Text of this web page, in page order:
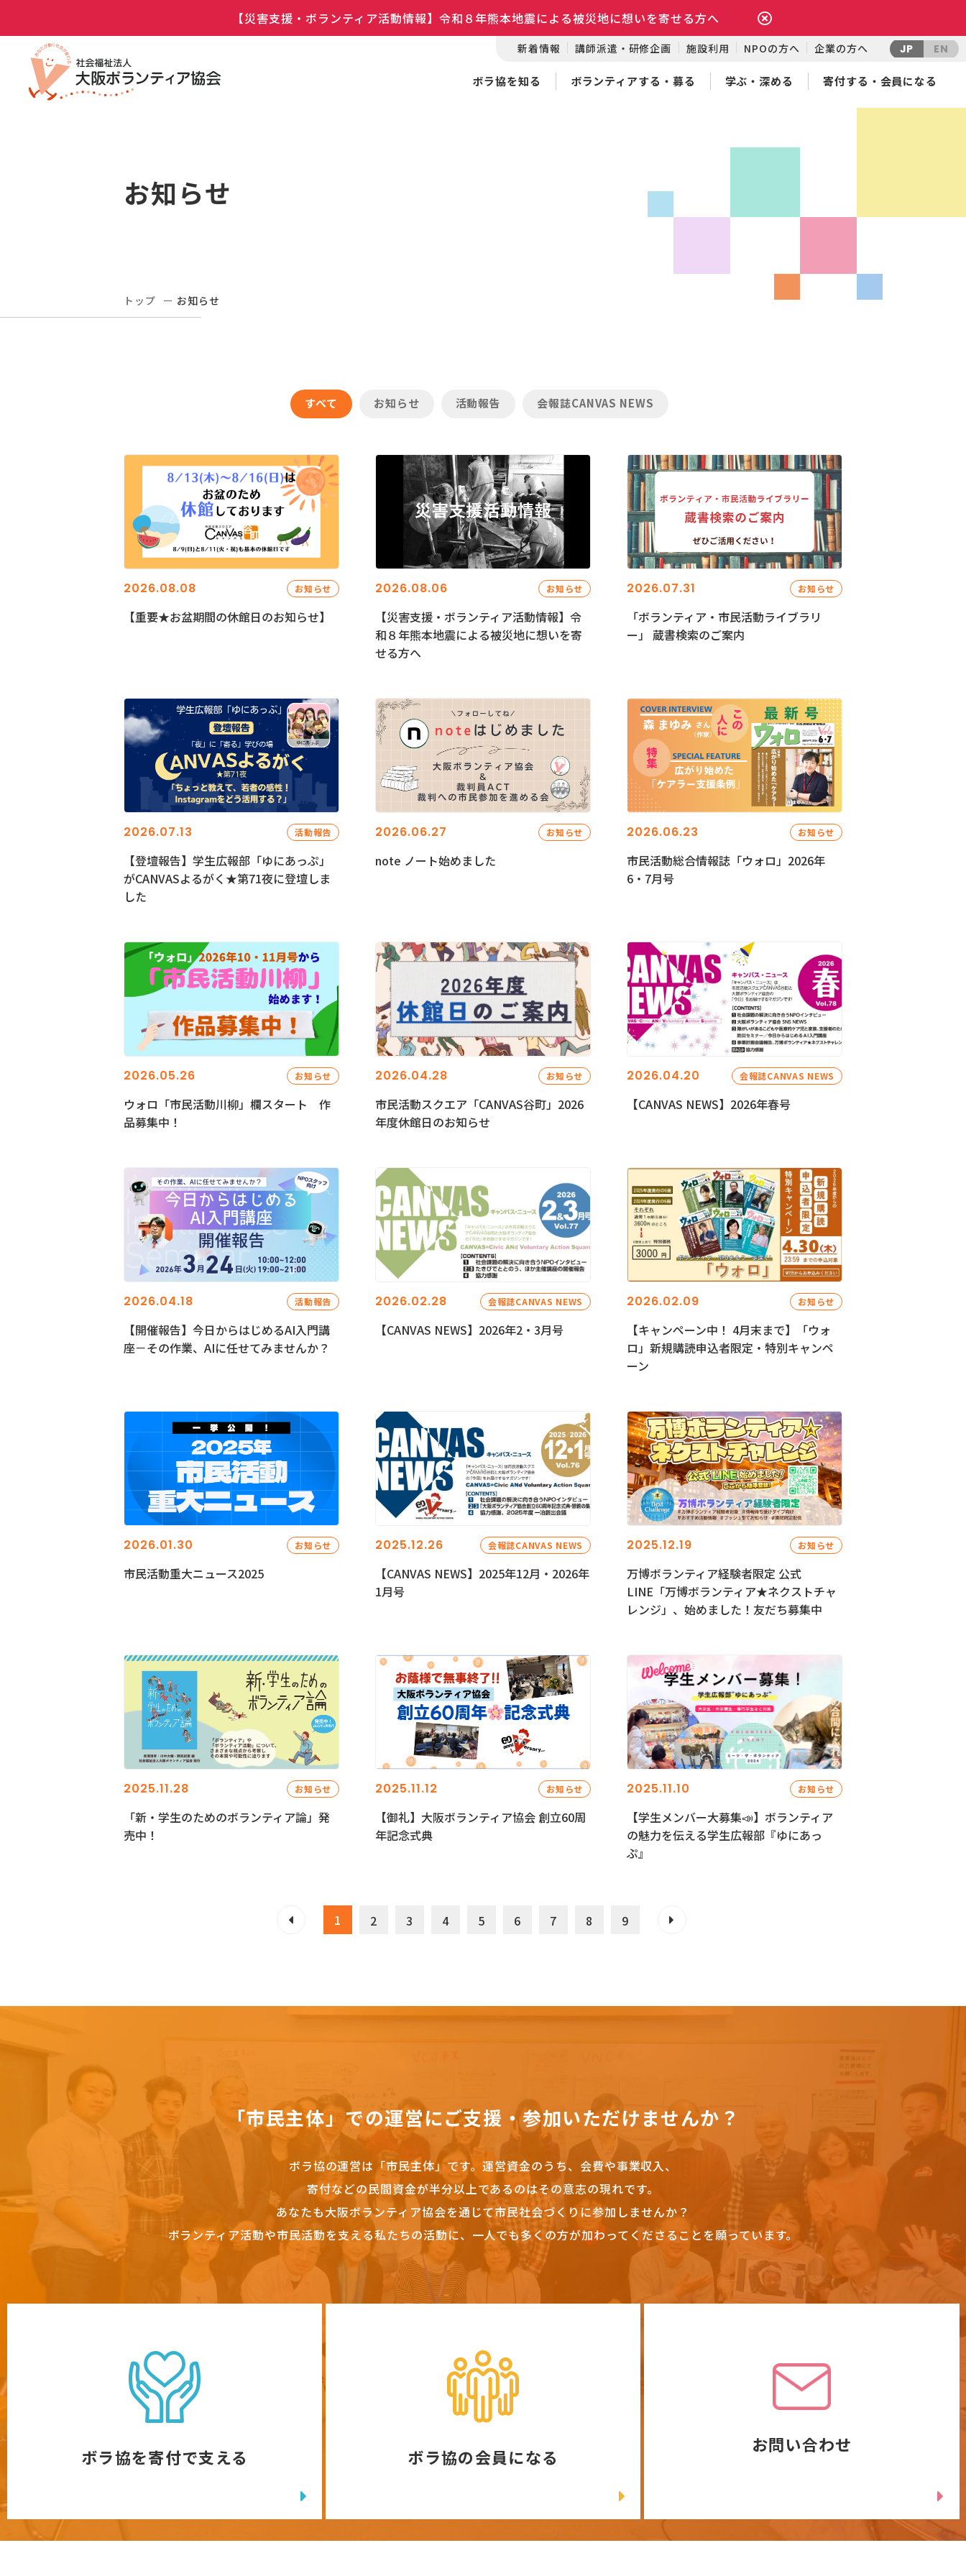
【災害支援・ボランティア活動情報】令和８年熊本地震による被災地に想いを寄せる方へ
新着情報 講師派遣・研修企画 施設利用 NPOの方へ 企業の方へ JP EN
ボラ協を知る ボランティアする・募る 学ぶ・深める 寄付する・会員になる
お知らせ
トップ お知らせ
すべて お知らせ 活動報告 会報誌CANVAS NEWS
2026.08.08 お知らせ
【重要★お盆期間の休館日のお知らせ】
2026.08.06 お知らせ
【災害支援・ボランティア活動情報】令
和８年熊本地震による被災地に想いを寄
せる方へ
2026.07.31 お知らせ
「ボランティア・市民活動ライブラリ
ー」 蔵書検索のご案内
2026.07.13 活動報告
【登壇報告】学生広報部「ゆにあっぷ」
がCANVASよるがく★第71夜に登壇しま
した
2026.06.27 お知らせ
note ノート始めました
2026.06.23 お知らせ
市民活動総合情報誌「ウォロ」2026年
6・7月号
2026.05.26 お知らせ
ウォロ「市民活動川柳」欄スタート 作
品募集中！
2026.04.28 お知らせ
市民活動スクエア「CANVAS谷町」2026
年度休館日のお知らせ
2026.04.20 会報誌CANVAS NEWS
【CANVAS NEWS】2026年春号
2026.04.18 活動報告
【開催報告】今日からはじめるAI入門講
座－その作業、AIに任せてみませんか？
2026.02.28 会報誌CANVAS NEWS
【CANVAS NEWS】2026年2・3月号
2026.02.09 お知らせ
【キャンペーン中！ 4月末まで】「ウォ
ロ」新規購読申込者限定・特別キャンペ
ーン
2026.01.30 お知らせ
市民活動重大ニュース2025
2025.12.26 会報誌CANVAS NEWS
【CANVAS NEWS】2025年12月・2026年
1月号
2025.12.19 お知らせ
万博ボランティア経験者限定 公式
LINE「万博ボランティア★ネクストチャ
レンジ」、始めました！友だち募集中
2025.11.28 お知らせ
「新・学生のためのボランティア論」発
売中！
2025.11.12 お知らせ
【御礼】大阪ボランティア協会 創立60周
年記念式典
2025.11.10 お知らせ
【学生メンバー大募集📣】ボランティア
の魅力を伝える学生広報部『ゆにあっ
ぷ』
1 2 3 4 5 6 7 8 9
「市民主体」での運営にご支援・参加いただけませんか？
ボラ協の運営は「市民主体」です。 運営資金のうち、会費や事業収入、
寄付などの民間資金が半分以上であるのはその意志の現れです。
あなたも大阪ボランティア協会を通じて市民社会づくりに参加しませんか？
ボランティア活動や市民活動を支える私たちの活動に、一人でも多くの方が加わってくださることを願っています。
ボラ協を寄付で支える ボラ協の会員になる
お問い合わせ